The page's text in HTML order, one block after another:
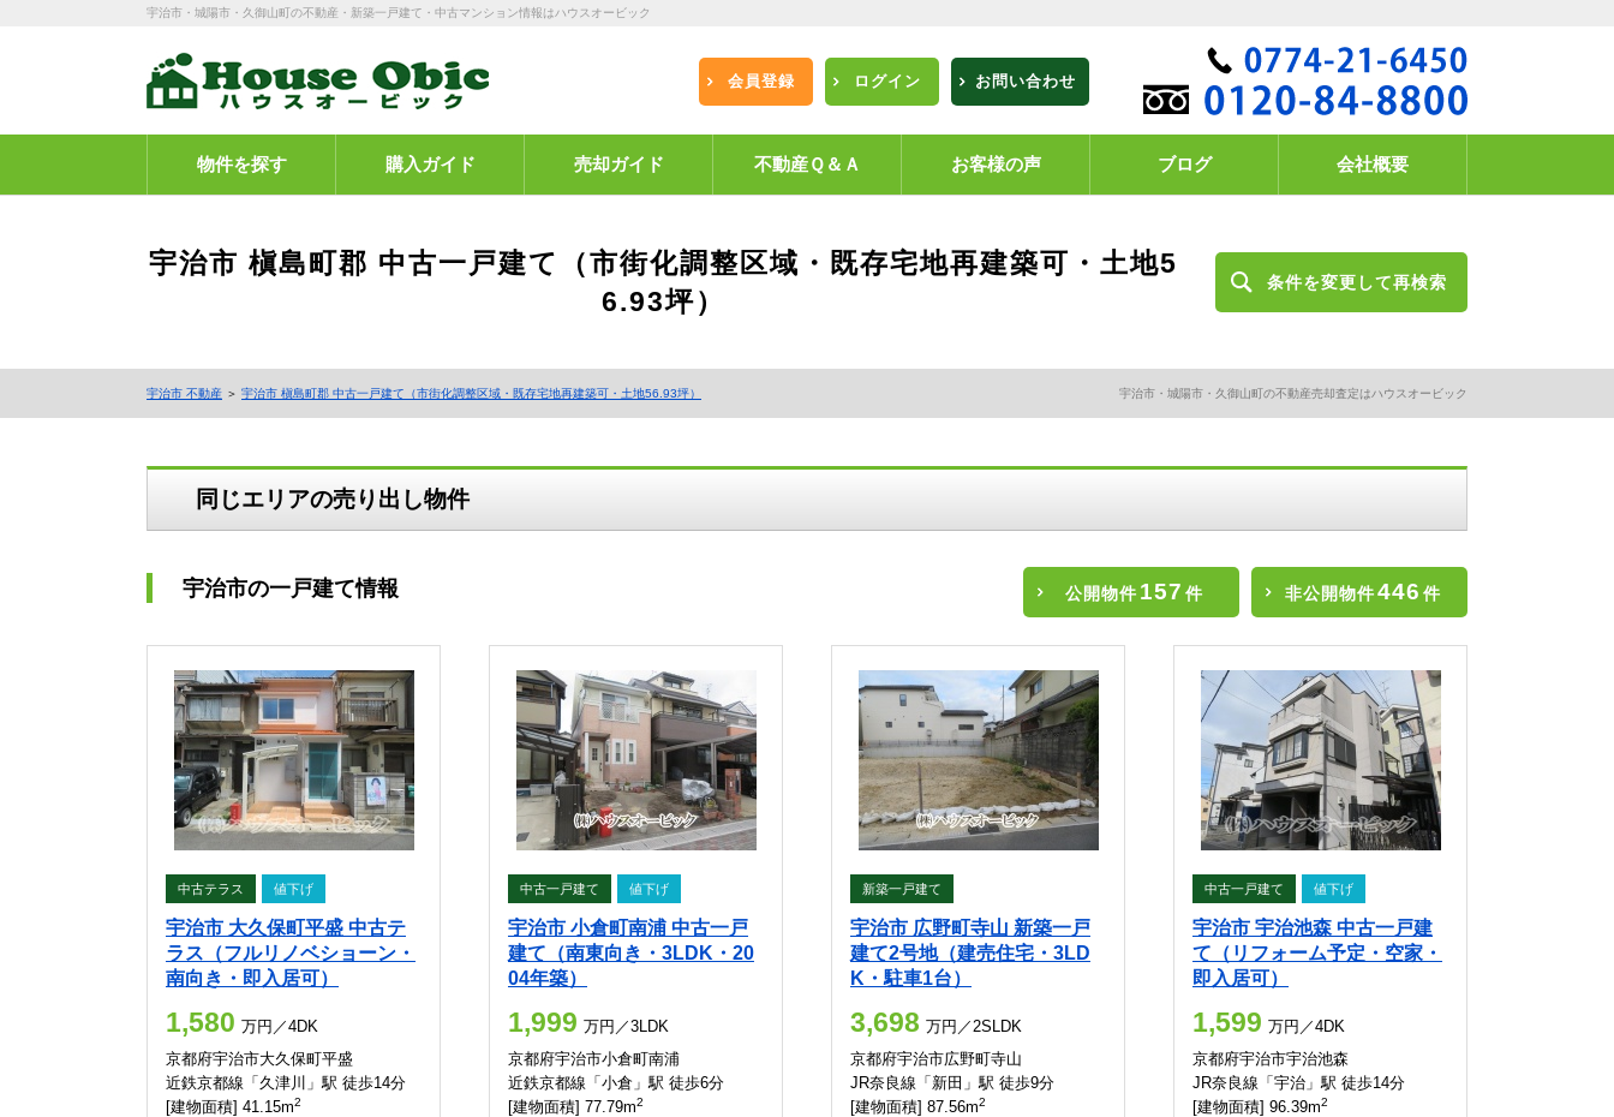
宇治市・城陽市・久御山町の不動産・新築一戸建て・中古マンション情報はハウスオービック
会員登録 ログイン お問い合わせ
物件を探す 購入ガイド 売却ガイド 不動産Ｑ＆Ａ お客様の声 ブログ 会社概要
宇治市 槇島町郡 中古一戸建て（市街化調整区域・既存宅地再建築可・土地5
6.93坪）
条件を変更して再検索
宇治市 不動産 ＞ 宇治市 槇島町郡 中古一戸建て（市街化調整区域・既存宅地再建築可・土地56.93坪） 宇治市・城陽市・久御山町の不動産売却査定はハウスオービック
同じエリアの売り出し物件
宇治市の一戸建て情報 公開物件 157 件 非公開物件446 件
中古テラス 値下げ
宇治市 大久保町平盛 中古テ
ラス（フルリノベショーン・
南向き・即入居可）
1,580 万円／4DK
京都府宇治市大久保町平盛
近鉄京都線「久津川」駅 徒歩14分
[建物面積] 41.15m2
中古一戸建て 値下げ
宇治市 小倉町南浦 中古一戸
建て（南東向き・3LDK・20
04年築）
1,999 万円／3LDK
京都府宇治市小倉町南浦
近鉄京都線「小倉」駅 徒歩6分
[建物面積] 77.79m2
新築一戸建て
宇治市 広野町寺山 新築一戸
建て2号地（建売住宅・3LD
K・駐車1台）
3,698 万円／2SLDK
京都府宇治市広野町寺山
JR奈良線「新田」駅 徒歩9分
[建物面積] 87.56m2
中古一戸建て 値下げ
宇治市 宇治池森 中古一戸建
て（リフォーム予定・空家・
即入居可）
1,599 万円／4DK
京都府宇治市宇治池森
JR奈良線「宇治」駅 徒歩14分
[建物面積] 96.39m2